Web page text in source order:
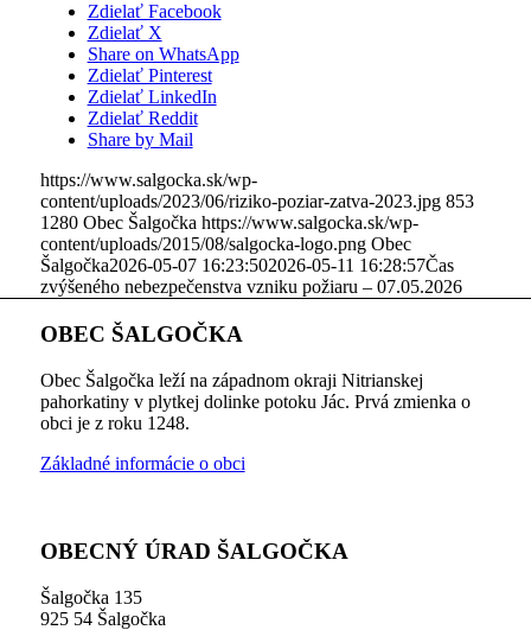
Zdielať Facebook
Zdielať X
Share on WhatsApp
Zdielať Pinterest
Zdielať LinkedIn
Zdielať Reddit
Share by Mail
https://www.salgocka.sk/wp-
content/uploads/2023/06/riziko-poziar-zatva-2023.jpg 853
1280 Obec Šalgočka https://www.salgocka.sk/wp-
content/uploads/2015/08/salgocka-logo.png Obec
Šalgočka2026-05-07 16:23:502026-05-11 16:28:57Čas
zvýšeného nebezpečenstva vzniku požiaru – 07.05.2026
OBEC ŠALGOČKA
Obec Šalgočka leží na západnom okraji Nitrianskej
pahorkatiny v plytkej dolinke potoku Jác. Prvá zmienka o
obci je z roku 1248.
Základné informácie o obci
OBECNÝ ÚRAD ŠALGOČKA
Šalgočka 135
925 54 Šalgočka